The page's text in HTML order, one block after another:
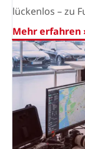
lückenlos – zu
Mehr erfahren